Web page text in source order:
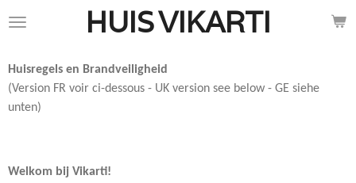
Ga
de
hoofdinhoud
HUISVIKARTI
Huisregels en Brandveiligheid
(Version FR voir ci-dessous - UK version see below - GE siehe
unten)
Welkom bij Vikarti!